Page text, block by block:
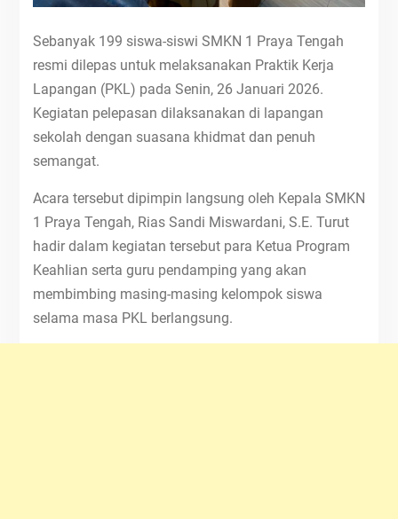
Sebanyak 199 siswa-siswi SMKN 1 Praya Tengah
resmi dilepas untuk melaksanakan Praktik Kerja
Lapangan (PKL) pada Senin, 26 Januari 2026.
Kegiatan pelepasan dilaksanakan di lapangan
sekolah dengan suasana khidmat dan penuh
semangat.
Acara tersebut dipimpin langsung oleh Kepala SMKN
1 Praya Tengah, Rias Sandi Miswardani, S.E. Turut
hadir dalam kegiatan tersebut para Ketua Program
Keahlian serta guru pendamping yang akan
membimbing masing-masing kelompok siswa
selama masa PKL berlangsung.